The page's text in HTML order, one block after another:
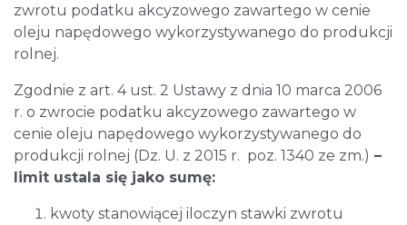
zwrotu podatku akcyzowego zawartego w cenie
oleju napędowego wykorzystywanego do produkcji
rolnej.
Zgodnie z art. 4 ust. 2 Ustawy z dnia 10 marca 2006
r. o zwrocie podatku akcyzowego zawartego w
cenie oleju napędowego wykorzystywanego do
produkcji rolnej (Dz. U. z 2015 r. poz. 1340 ze zm.) –
limit ustala się jako sumę:
kwoty stanowiącej iloczyn stawki zwrotu